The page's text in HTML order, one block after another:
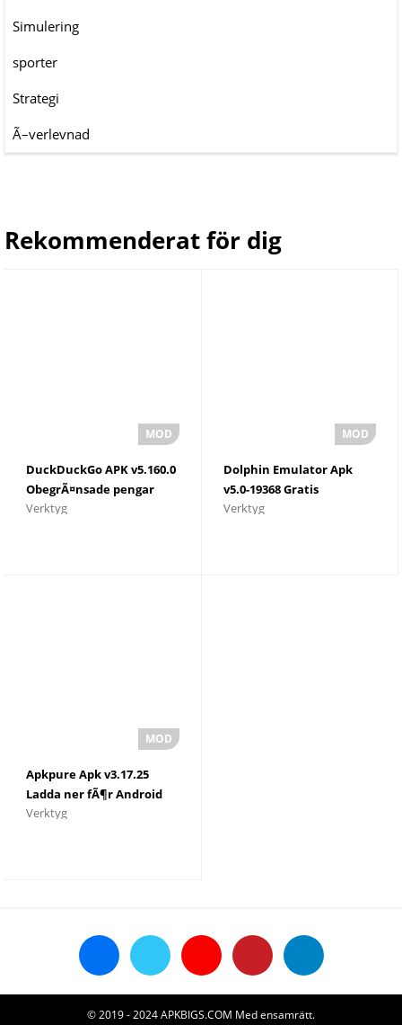
Simulering
sporter
Strategi
Ã–verlevnad
Rekommenderat för dig
DuckDuckGo APK v5.160.0
ObegrÃ¤nsade pengar
Verktyg
Dolphin Emulator Apk
v5.0-19368 Gratis
nedladdning
Verktyg
Apkpure Apk v3.17.25
Ladda ner fÃ¶r Android
Verktyg
© 2019 - 2024 APKBIGS.COM Med ensamrätt.